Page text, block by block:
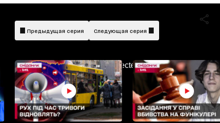
AdBlockDetected!
Предыдущая серия Следующая серия